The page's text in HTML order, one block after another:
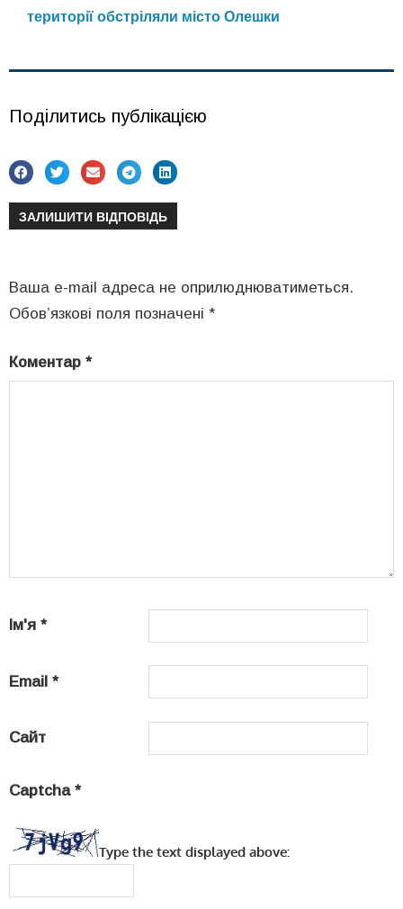
території обстріляли місто Олешки
Поділитись публікацією
ЗАЛИШИТИ ВІДПОВІДЬ
Ваша e-mail адреса не оприлюднюватиметься.
Обов’язкові поля позначені *
Коментар *
Ім'я *
Email *
Сайт
Captcha *
Type the text displayed above: